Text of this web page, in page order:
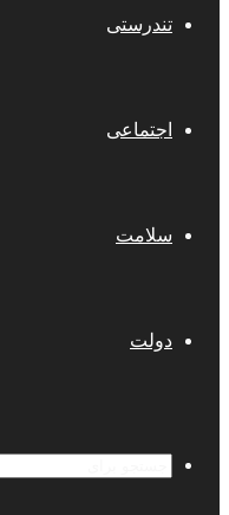
تندرستی
اجتماعی
سلامت
دولت